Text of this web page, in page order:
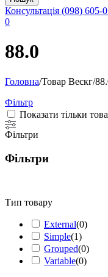
Консультація (098) 605-
0
88.0
Головна/Товар Вескг/
Фільтр
Показати тільки
Фільтри
Фільтри
Тип товару
External(0)
Simple(1)
Grouped(0)
Variable(0)